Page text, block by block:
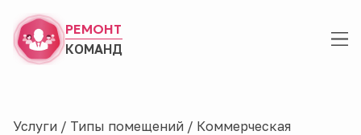
РЕМОНТ
КОМАНД
Услуги / Типы помещений / Коммерческая